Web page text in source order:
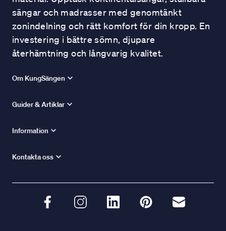
sängar och madrasser med genomtänkt
zonindelning och rätt komfort för din kropp. En
investering i bättre sömn, djupare
återhämtning och långvarig kvalitet.
Om KungSängen
Guider & Artiklar
Information
Kontakta oss